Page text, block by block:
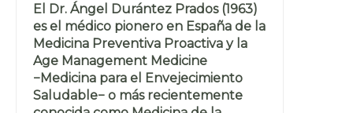
El Dr. Ángel Durántez Prados (1963)
es el médico pionero en España de la
Medicina Preventiva Proactiva y la
Age Management Medicine
−Medicina para el Envejecimiento
Saludable− o más recientemente